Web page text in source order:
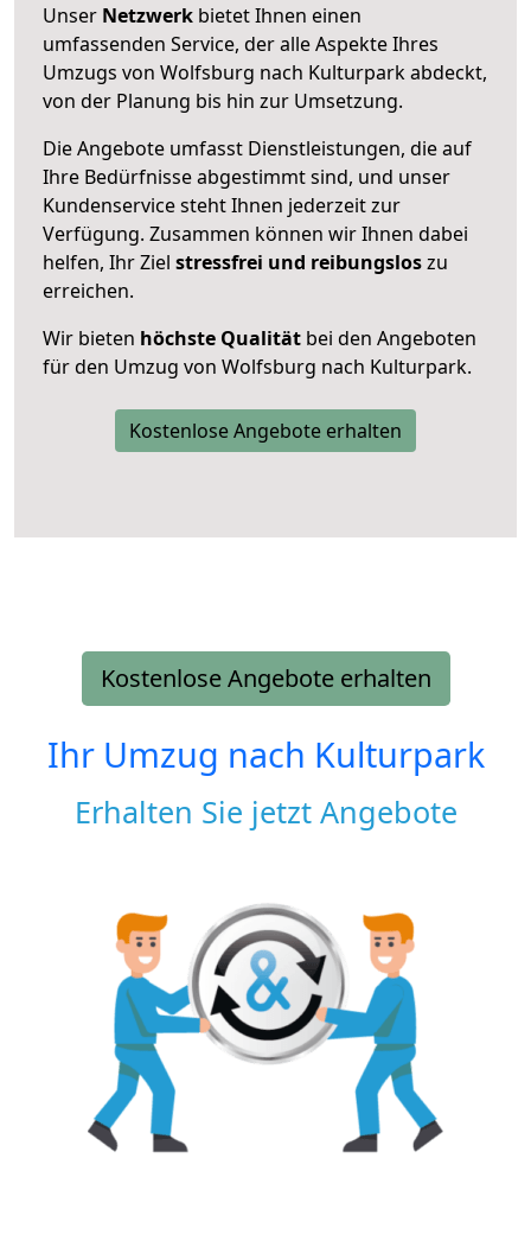
Unser Netzwerk bietet Ihnen einen
umfassenden Service, der alle Aspekte Ihres
Umzugs von Wolfsburg nach Kulturpark abdeckt,
von der Planung bis hin zur Umsetzung.
Die Angebote umfasst Dienstleistungen, die auf
Ihre Bedürfnisse abgestimmt sind, und unser
Kundenservice steht Ihnen jederzeit zur
Verfügung. Zusammen können wir Ihnen dabei
helfen, Ihr Ziel stressfrei und reibungsloszu
erreichen.
Wir bieten höchste Qualität bei den Angeboten
für den Umzug von Wolfsburg nach Kulturpark.
Kostenlose Angebote erhalten
Kostenlose Angebote erhalten
Ihr Umzug nach Kulturpark
Erhalten Sie jetzt Angebote